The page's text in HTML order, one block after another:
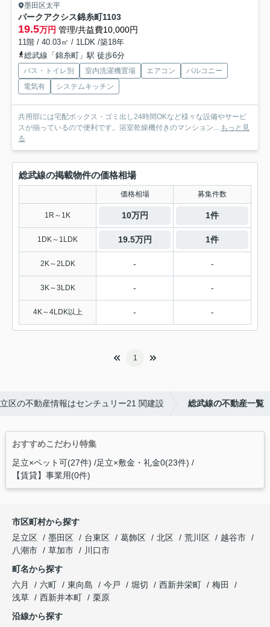
墨田区太平
パークアクシス錦糸町1103
19.5万円 管理/共益費10,000円
11階 / 40.03㎡ / 1LDK /築18年
総武線「錦糸町」駅 徒歩6分
バス・トイレ別 室内洗濯機置場 エアコン
バルコニー
電気有
システムキッチン
共用部には宅配ボックス・ゴミ出し24時間OKなど様々な設備やサービ
スが揃っているので便利です。浴室乾燥機付きのマンション... もっと見
る
総武線の掲載物件の価格相場
価格相場 募集件数
1R～1K 10万円 1件
1DK～1LDK 19.5万円 1件
2K～2LDK - -
3K～3LDK - -
4K～4LDK以上 - -
1
区の不動産情報はセンチュリー21 関建設 総武線の不動産一覧
おすすめこだわり特集
足立×ペット可(27件) 足立×敷金・礼金0(23件)
【賃貸】事業用(0件)
市区町村から探す
足立区
墨田区 台東区 葛飾区 北区 荒川区
越谷市
八潮市
草加市
川口市
町名から探す
六月
六町 東向島 今戸 堀切 西新井栄町
梅田
浅草
西新井本町
栗原
沿線から探す